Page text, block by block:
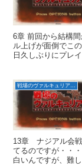
6章 前回から結構
ル上げが面倒でこ
日久しぶりにプレ
戦場のヴァルキュリア リマスター
13章 ナジアル会戦
てるのですが・・
白いんですが、難